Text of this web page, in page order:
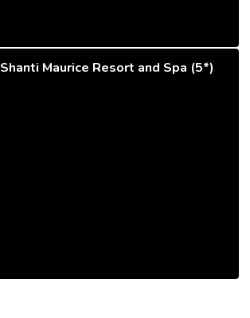
Shanti Maurice Resort and Spa (5*)